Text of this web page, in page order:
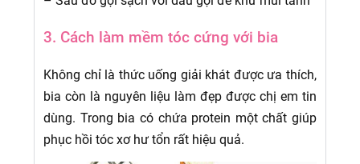
3. Cách làm mềm tóc cứng với bia
Không chỉ là thức uống giải khát được ưa thích,
bia còn là nguyên liệu làm đẹp được chị em tin
dùng. Trong bia có chứa protein một chất giúp
phục hồi tóc xơ hư tổn rất hiệu quả.